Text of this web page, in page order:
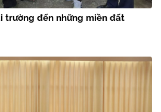
trường đến những miền đất